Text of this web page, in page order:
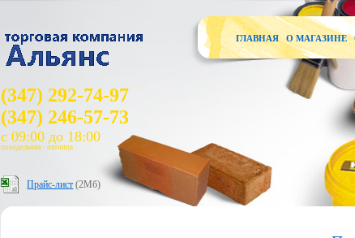
(347) 292-74-97
(347) 246-57-73
с 09:00 до 18:00
понедельник - пятница
Прайс-лист (2Мб)
ГЛАВНАЯ О МАГАЗИНЕ